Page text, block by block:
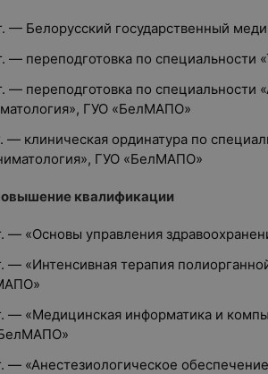
— Белорусский государственный
— переподготовка по специальности
— переподготовка по специальности
ГУО «БелМАПО»
— клиническая ординатура по
ГУО «БелМАПО»
квалификации
— «Основы управления
— «Интенсивная терапия
— «Медицинская информатика и
— «Анестезиологическое